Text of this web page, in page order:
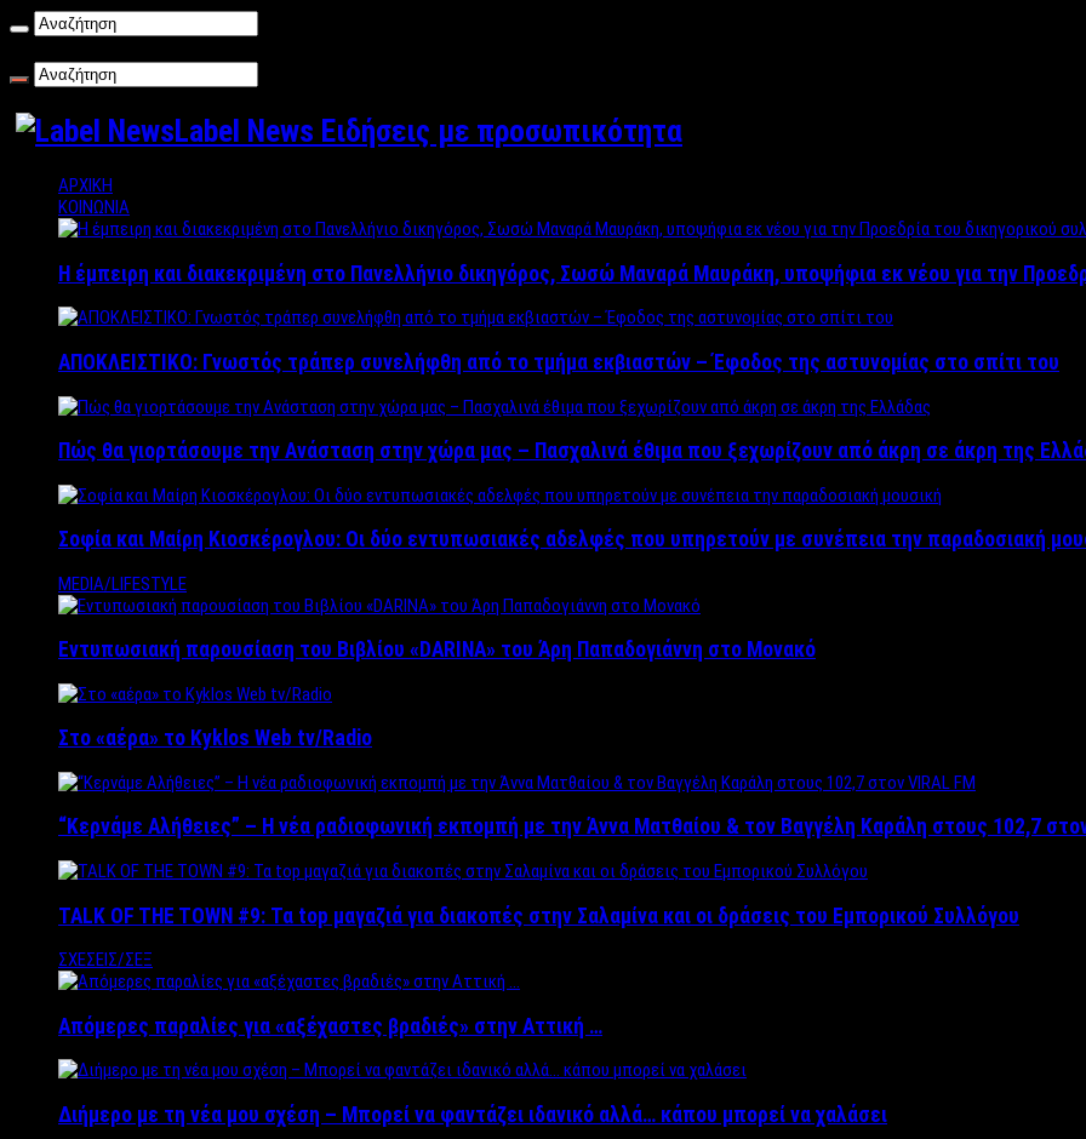
Label News Ειδήσεις με προσωπικότητα
ΑΡΧΙΚΗ
ΚΟΙΝΩΝΙΑ
Η έμπειρη και διακεκριμένη στο Πανελλήνιο δικηγόρος, Σωσώ Μαναρά Μαυράκη, υποψήφια εκ νέου για την
ΑΠΟΚΛΕΙΣΤΙΚΟ: Γνωστός τράπερ συνελήφθη από το τμήμα εκβιαστών – Έφοδος της αστυνομίας στο σπίτι του
Πώς θα γιορτάσουμε την Ανάσταση στην χώρα μας – Πασχαλινά έθιμα που ξεχωρίζουν από άκρη σε άκρη της
Σοφία και Μαίρη Κιοσκέρογλου: Οι δύο εντυπωσιακές αδελφές που υπηρετούν με συνέπεια την παραδοσιακή
MEDIA/LIFESTYLE
Εντυπωσιακή παρουσίαση του Βιβλίου «DARINA» του Άρη Παπαδογιάννη στο Μονακό
Στο «αέρα» το Kyklos Web tv/Radio
“Kερνάμε Αλήθειες” – Η νέα ραδιοφωνική εκπομπή με την Άννα Ματθαίου & τον Βαγγέλη Καράλη στους 102,7
TALK OF THE TOWN #9: Τα top μαγαζιά για διακοπές στην Σαλαμίνα και οι δράσεις του Εμπορικού Συλλόγου
ΣΧΕΣΕΙΣ/ΣΕΞ
Απόμερες παραλίες για «αξέχαστες βραδιές» στην Αττική …
Διήμερο με τη νέα μου σχέση – Μπορεί να φαντάζει ιδανικό αλλά… κάπου μπορεί να χαλάσει